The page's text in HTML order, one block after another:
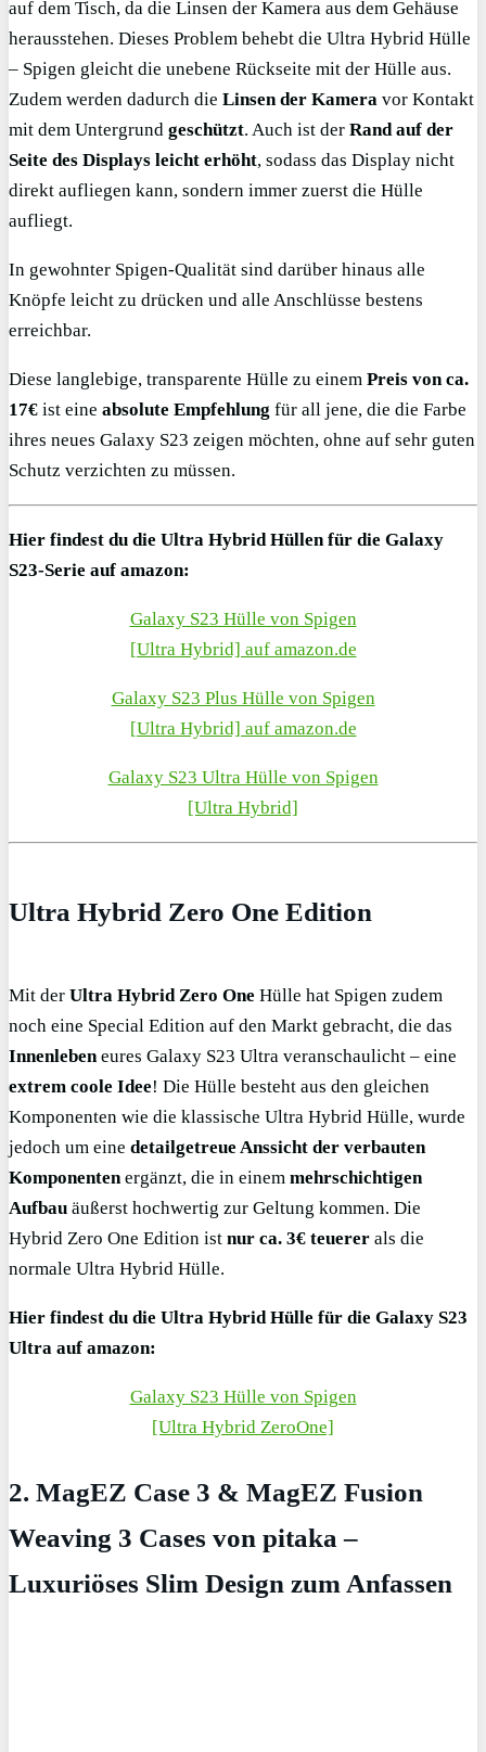
auf dem Tisch, da die Linsen der Kamera aus dem Gehäuse
herausstehen. Dieses Problem behebt die Ultra Hybrid Hülle
– Spigen gleicht die unebene Rückseite mit der Hülle aus.
Zudem werden dadurch die Linsen der Kamera vor Kontakt
mit dem Untergrund geschützt. Auch ist der Rand auf der
Seite des Displays leicht erhöht, sodass das Display nicht
direkt aufliegen kann, sondern immer zuerst die Hülle
aufliegt.
In gewohnter Spigen-Qualität sind darüber hinaus alle
Knöpfe leicht zu drücken und alle Anschlüsse bestens
erreichbar.
Diese langlebige, transparente Hülle zu einem Preis von ca.
17€ ist eine absolute Empfehlung für all jene, die die Farbe
ihres neues Galaxy S23 zeigen möchten, ohne auf sehr guten
Schutz verzichten zu müssen.
Hier findest du die Ultra Hybrid Hüllen für die Galaxy
S23-Serie auf amazon:
Galaxy S23 Hülle von Spigen
[Ultra Hybrid] auf amazon.de
Galaxy S23 Plus Hülle von Spigen
[Ultra Hybrid] auf amazon.de
Galaxy S23 Ultra Hülle von Spigen
[Ultra Hybrid]
Ultra Hybrid Zero One Edition
Mit der Ultra Hybrid Zero One Hülle hat Spigen zudem
noch eine Special Edition auf den Markt gebracht, die das
Innenleben eures Galaxy S23 Ultra veranschaulicht – eine
extrem coole Idee! Die Hülle besteht aus den gleichen
Komponenten wie die klassische Ultra Hybrid Hülle, wurde
jedoch um eine detailgetreue Anssicht der verbauten
Komponenten ergänzt, die in einem mehrschichtigen
Aufbau äußerst hochwertig zur Geltung kommen. Die
Hybrid Zero One Edition ist nur ca. 3€ teuerer als die
normale Ultra Hybrid Hülle.
Hier findest du die Ultra Hybrid Hülle für die Galaxy S23
Ultra auf amazon:
Galaxy S23 Hülle von Spigen
[Ultra Hybrid ZeroOne]
2. MagEZ Case 3 & MagEZ Fusion
Weaving 3 Cases von pitaka –
Luxuriöses Slim Design zum Anfassen